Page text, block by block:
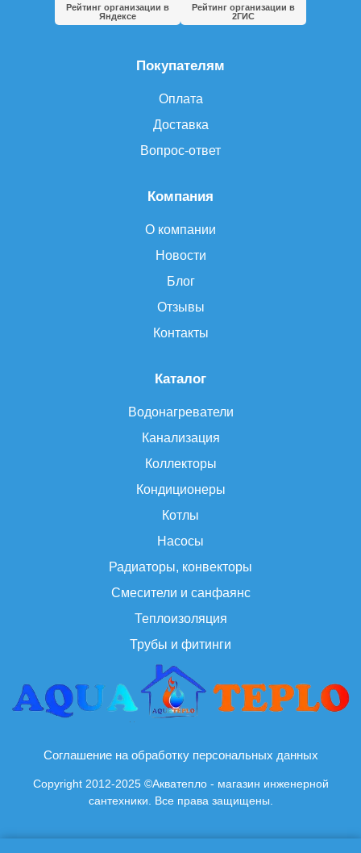
Каталог
Водонагреватели
Канализация
Коллекторы
Кондиционеры
Котлы
Насосы
Радиаторы, конвекторы
Смесители и санфаянс
Теплоизоляция
Трубы и фитинги
Компания
О компании
Новости
Блог
Отзывы
Контакты
Покупателям
Оплата
Доставка
Вопрос-ответ
Рейтинг организации в
Яндексе
Рейтинг организации в
2ГИС
Соглашение на обработку персональных данных
Copyright 2012-2025 ©Акватепло - магазин инженерной
сантехники. Все права защищены.